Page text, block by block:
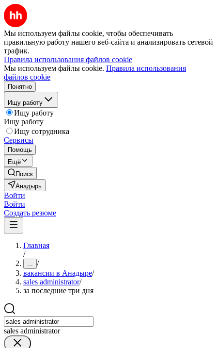
Мы используем файлы cookie, чтобы обеспечивать
правильную работу нашего веб-сайта и анализировать сетевой
трафик.
Правила использования файлов cookie
Мы используем файлы cookie. Правила использования
файлов cookie
Понятно
Ищу работу
Ищу работу
Ищу работу
Ищу сотрудника
Сервисы
Помощь
Ещё
Поиск
Анадырь
Войти
Войти
Создать резюме
Главная
/
... /
вакансии в Анадыре/
sales administrator/
за последние три дня
sales administrator